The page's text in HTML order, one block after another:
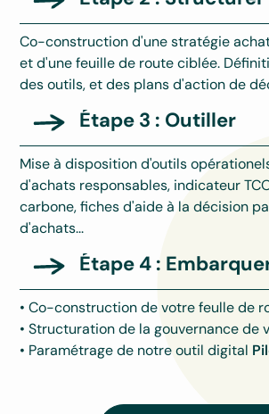
Co-construction d'une stratégie
et d'une feuille de route ciblée.
des outils, et des plans d'action de
Étape 3 : Outiller
Mise à disposition d'outils
d'achats responsables, indicateur
carbone, fiches d'aide à la décision
d'achats...
Étape 4 :
• Co-construction de votre feulle de
• Structuration de la gouvernance de
• Paramétrage de notre outil digital